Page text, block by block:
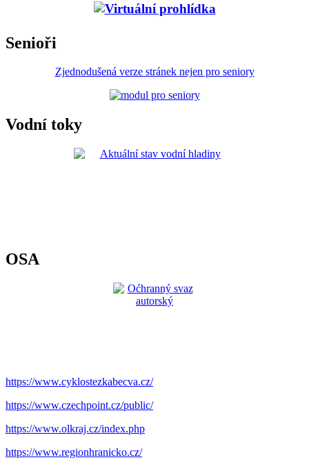
Senioři
Zjednodušená verze stránek nejen pro seniory
Vodní toky
OSA
https://www.cyklostezkabecva.cz/
https://www.czechpoint.cz/public/
https://www.olkraj.cz/index.php
https://www.regionhranicko.cz/